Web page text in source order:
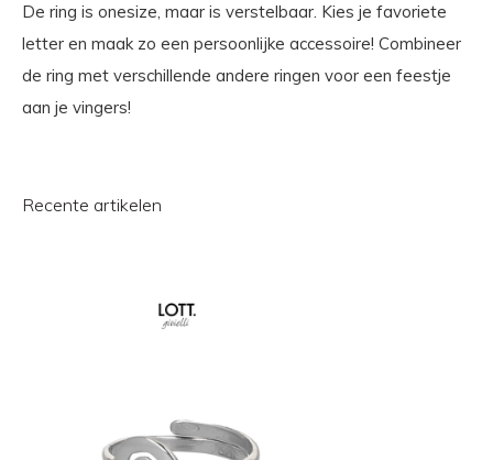
De ring is onesize, maar is verstelbaar. Kies je favoriete
letter en maak zo een persoonlijke accessoire! Combineer
de ring met verschillende andere ringen voor een feestje
aan je vingers!
Recente artikelen